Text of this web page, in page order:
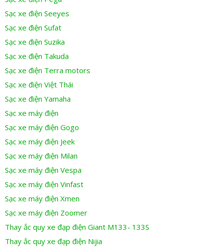
Sạc xe điện Seeyes
Sạc xe điện Sufat
Sạc xe điện Suzika
Sạc xe điện Takuda
Sạc xe điện Terra motors
Sạc xe điện Việt Thái
Sạc xe điện Yamaha
Sạc xe máy điện
Sạc xe máy điện Gogo
Sạc xe máy điện Jeek
Sạc xe máy điện Milan
Sạc xe máy điện Vespa
Sạc xe máy điện Vinfast
Sạc xe máy điện Xmen
Sạc xe máy điện Zoomer
Thay ắc quy xe đạp điện Giant M133- 133S
Thay ắc quy xe đạp điện Nijia